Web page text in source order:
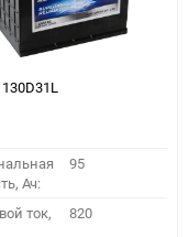
130D31L
Ач:
95
ток,
820